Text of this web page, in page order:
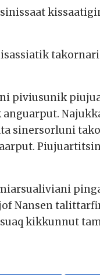
piviusunik
sinersorluni
Nansen
kikkunnut